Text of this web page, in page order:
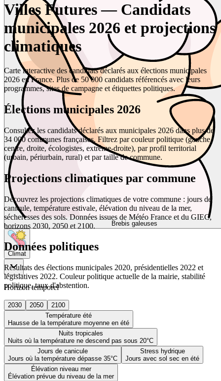
Brebis galeuses
Climat
Horizon temporel
2030 2050
2100
Température été
Hausse de la température moyenne en été
Nuits tropicales
Nuits où la température ne descend pas sous 20°C
Jours de canicule
Jours où la température dépasse 35°C
Stress hydrique
Jours avec sol sec en été
Élévation niveau mer
Élévation prévue du niveau de la mer
Villes Futures — Candidats
municipales 2026 et projections
climatiques
Carte interactive des candidats déclarés aux élections municipales
2026 en France. Plus de 50 000 candidats référencés avec leurs
programmes, sites de campagne et étiquettes politiques.
Élections municipales 2026
Consultez les candidats déclarés aux municipales 2026 dans plus de
34 000 communes françaises. Filtrez par couleur politique (gauche,
centre, droite, écologistes, extrême-droite), par profil territorial
(urbain, périurbain, rural) et par taille de commune.
Projections climatiques par commune
Découvrez les projections climatiques de votre commune : jours de
canicule, température estivale, élévation du niveau de la mer,
sécheresses des sols. Données issues de Météo France et du GIEC,
horizons 2030, 2050 et 2100.
Données politiques
Résultats des élections municipales 2020, présidentielles 2022 et
législatives 2022. Couleur politique actuelle de la mairie, stabilité
politique, taux d'abstention.